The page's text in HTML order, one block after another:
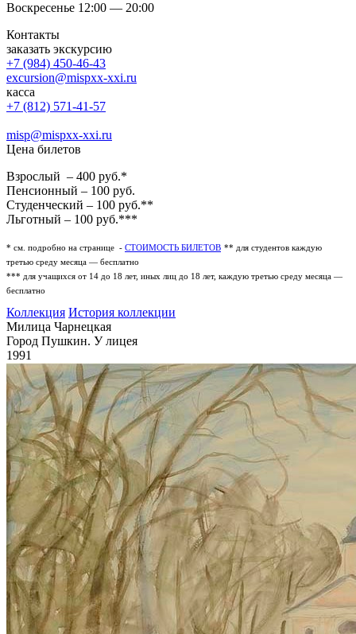
Воскресенье 12:00 — 20:00
Контакты
заказать экскурсию
+7 (984) 450-46-43
excursion@mispxx-xxi.ru
касса
+7 (812) 571-41-57
misp@mispxx-xxi.ru
Цена билетов
Взрослый – 400 руб.*
Пенсионный – 100 руб.
Студенческий – 100 руб.**
Льготный – 100 руб.***
* см. подробно на странице - СТОИМОСТЬ БИЛЕТОВ ** для студентов каждую
третью среду месяца — бесплатно
*** для учащихся от 14 до 18 лет, иных лиц до 18 лет, каждую третью среду месяца —
бесплатно
Коллекция История коллекции
Милица Чарнецкая
Город Пушкин. У лицея
1991